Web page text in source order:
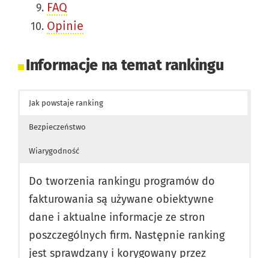
FAQ
Opinie
Informacje na temat rankingu
Jak powstaje ranking
Bezpieczeństwo
Wiarygodność
Do tworzenia rankingu programów do
fakturowania są używane obiektywne
dane i aktualne informacje ze stron
poszczególnych firm. Następnie ranking
jest sprawdzany i korygowany przez